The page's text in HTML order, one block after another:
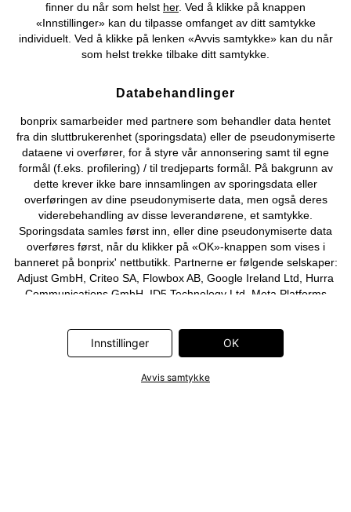
Om Oss Angre kjøp
©2026 bonprix.
finner du når som helst her. Ved å klikke på knappen
«Innstillinger» kan du tilpasse omfanget av ditt samtykke
individuelt. Ved å klikke på lenken «Avvis samtykke» kan du når
som helst trekke tilbake ditt samtykke.
Databehandlinger
bonprix samarbeider med partnere som behandler data hentet
fra din sluttbrukerenhet (sporingsdata) eller de pseudonymiserte
dataene vi overfører, for å styre vår annonsering samt til egne
formål (f.eks. profilering) / til tredjeparts formål. På bakgrunn av
dette krever ikke bare innsamlingen av sporingsdata eller
overføringen av dine pseudonymiserte data, men også deres
viderebehandling av disse leverandørene, et samtykke.
Sporingsdata samles først inn, eller dine pseudonymiserte data
overføres først, når du klikker på «OK»-knappen som vises i
banneret på bonprix' nettbutikk. Partnerne er følgende selskaper:
Adjust GmbH, Criteo SA, Flowbox AB, Google Ireland Ltd, Hurra
Communications GmbH, ID5 Technology Ltd, Meta Platforms
Technologies UK Ltd. Ytterligere informasjon om
databehandlingene utført av disse partnerne finner du i
. Informasjonen er også tilgjengelig via en
Innstillinger OK
Avvis samtykke